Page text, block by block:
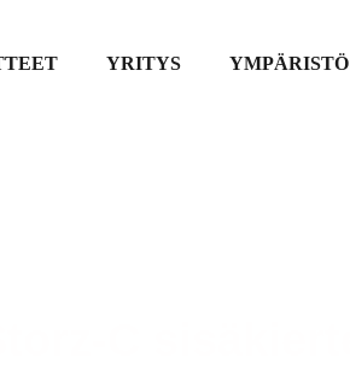
YRITYS YMPÄRISTÖ